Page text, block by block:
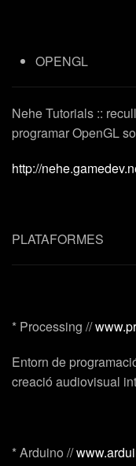
OPENGL
Nehe Tutorials ::
programar OpenGL
http://
PLATAFORMES
* Processing //
Entorn de
creació audiovisual
*Arduino //